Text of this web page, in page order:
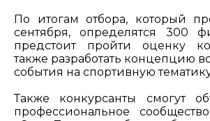
По итогам отбора, который
сентября, определятся 300
предстоит пройти оценку
также разработать концепцию
события на спортивную
Также конкурсанты смогут
профессиональное